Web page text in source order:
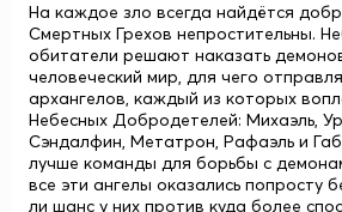
На каждое зло всегда найдётся
Смертных Грехов непростительны.
обитатели решают наказать
человеческий мир, для чего
архангелов, каждый из которых
Небесных Добродетелей: Михаэль,
Сэндалфин, Метатрон, Рафаэль и
лучше команды для борьбы с
все эти ангелы оказались попросту
ли шанс у них против куда более